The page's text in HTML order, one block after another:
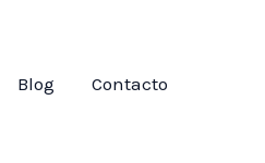
Blog Contacto